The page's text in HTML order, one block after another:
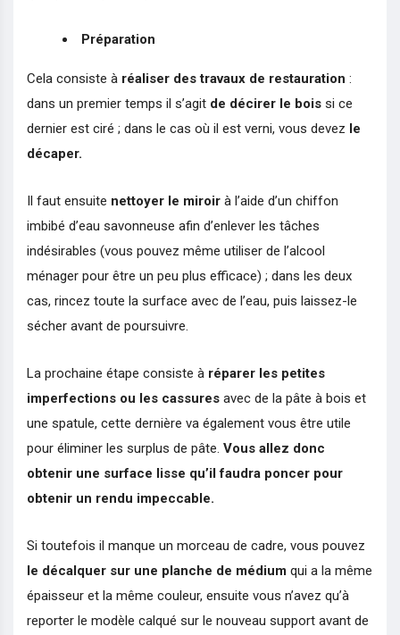
Préparation
Cela consiste à réaliser des travaux de restauration :
dans un premier temps il s’agit de décirer le bois si ce
dernier est ciré ; dans le cas où il est verni, vous devez le
décaper.
Il faut ensuite nettoyer le miroir à l’aide d’un chiffon
imbibé d’eau savonneuse afin d’enlever les tâches
indésirables (vous pouvez même utiliser de l’alcool
ménager pour être un peu plus efficace) ; dans les deux
cas, rincez toute la surface avec de l’eau, puis laissez-le
sécher avant de poursuivre.
La prochaine étape consiste à réparer les petites
imperfections ou les cassures avec de la pâte à bois et
une spatule, cette dernière va également vous être utile
pour éliminer les surplus de pâte. Vous allez donc
obtenir une surface lisse qu’il faudra poncer pour
obtenir un rendu impeccable.
Si toutefois il manque un morceau de cadre, vous pouvez
le décalquer sur une planche de médium qui a la même
épaisseur et la même couleur, ensuite vous n’avez qu’à
reporter le modèle calqué sur le nouveau support avant de